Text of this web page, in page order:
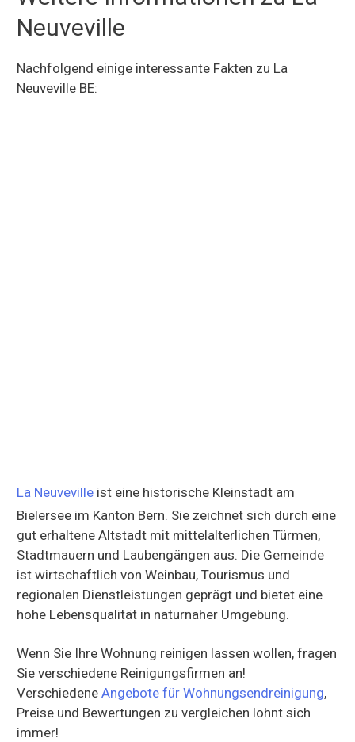
Neuveville
Nachfolgend einige interessante Fakten zu La
Neuveville BE:
La Neuveville ist eine historische Kleinstadt am
Bielersee im Kanton Bern. Sie zeichnet sich durch eine
gut erhaltene Altstadt mit mittelalterlichen Türmen,
Stadtmauern und Laubengängen aus. Die Gemeinde
ist wirtschaftlich von Weinbau, Tourismus und
regionalen Dienstleistungen geprägt und bietet eine
hohe Lebensqualität in naturnaher Umgebung.
Wenn Sie Ihre Wohnung reinigen lassen wollen, fragen
Sie verschiedene Reinigungsfirmen an!
Verschiedene Angebote für Wohnungsendreinigung,
Preise und Bewertungen zu vergleichen lohnt sich
immer!